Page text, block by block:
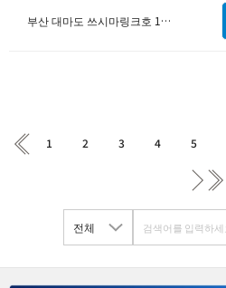
부산 대마도 쓰시마링크호 1박2일 왕복승선권 (3월 특가 , 6월까지 예약가능) 문의 [1]
1 2 3 4 5